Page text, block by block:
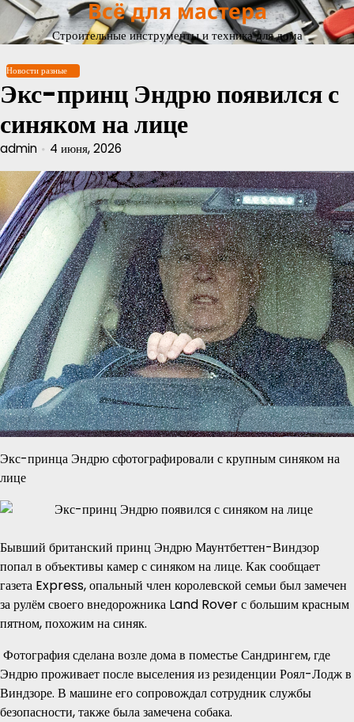
Перейти
содержимому
Всё для мастера
Строительные инструменты и техника для дома
Новости разные
Экс-принц Эндрю появился с
синяком на лице
admin 4 июня, 2026
Экс-принца Эндрю сфотографировали с крупным синяком на
лице
Бывший британский принц Эндрю Маунтбеттен-Виндзор
попал в объективы камер с синяком на лице. Как сообщает
газета Express, опальный член королевской семьи был замечен
за рулём своего внедорожника Land Rover с большим красным
пятном, похожим на синяк.
Фотография сделана возле дома в поместье Сандрингем, где
Эндрю проживает после выселения из резиденции Роял-Лодж в
Виндзоре. В машине его сопровождал сотрудник службы
безопасности, также была замечена собака.